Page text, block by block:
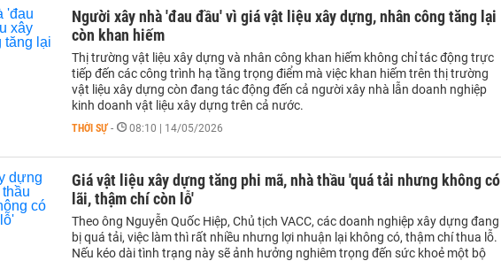
Người xây nhà 'đau đầu' vì giá vật liệu xây dựng, nhân công tăng lại
còn khan hiếm
Thị trường vật liệu xây dựng và nhân công khan hiếm không chỉ tác động trực
tiếp đến các công trình hạ tầng trọng điểm mà việc khan hiếm trên thị trường
vật liệu xây dựng còn đang tác động đến cả người xây nhà lẫn doanh nghiệp
kinh doanh vật liệu xây dựng trên cả nước.
THỜI SỰ - 08:10 | 14/05/2026
Giá vật liệu xây dựng tăng phi mã, nhà thầu 'quá tải nhưng không có
lãi, thậm chí còn lỗ'
Theo ông Nguyễn Quốc Hiệp, Chủ tịch VACC, các doanh nghiệp xây dựng đang
bị quá tải, việc làm thì rất nhiều nhưng lợi nhuận lại không có, thậm chí thua lỗ.
Nếu kéo dài tình trạng này sẽ ảnh hưởng nghiêm trọng đến sức khoẻ một bộ